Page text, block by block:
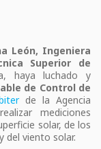
León, Ingeniera
Superior de
haya luchado y
de Control de
de la Agencia
mediciones
solar, de los
del viento solar.